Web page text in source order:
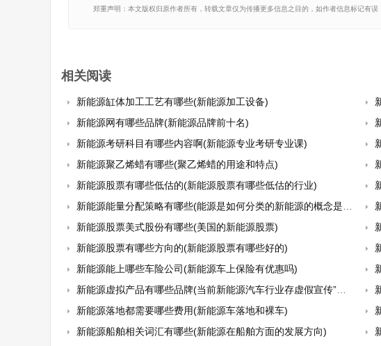
郑重声明：本文版权归原作者所有，转载文章仅为传播更多信息之目的，如作者信息标记有误
相关阅读
新能源缸体加工工艺有哪些(新能源加工设备)
新能源网有哪些品牌(新能源品牌前十名)
新能源考研科目有哪些内容啊(新能源专业考研专业课)
新能源聚乙烯蜡有哪些(聚乙烯蜡的用途和特点)
新能源股票有哪些低估的(新能源股票有哪些低估的行业)
新能源能量分配策略有哪些(能源是如何分类的新能源的概念是什么)
新能源股票美式股份有哪些(美国的新能源股票)
新能源股票有哪些方向的(新能源股票有哪些好的)
新能源能上哪些车险公司(新能源车上保险有优惠吗)
新能源虚拟产品有哪些品牌(当前新能源汽车行业存虚假宣传”虚火过旺”隐忧)
新能源落地都需要哪些费用(新能源车落地和裸车)
新能源船舶相关词汇有哪些(新能源在船舶方面的发展方向)